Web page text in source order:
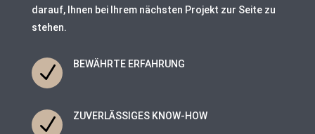
darauf, Ihnen bei Ihrem nächsten Projekt zur Seite zu
stehen.
N BEWÄHRTE ERFAHRUNG
N ZUVERLÄSSIGES KNOW-HOW